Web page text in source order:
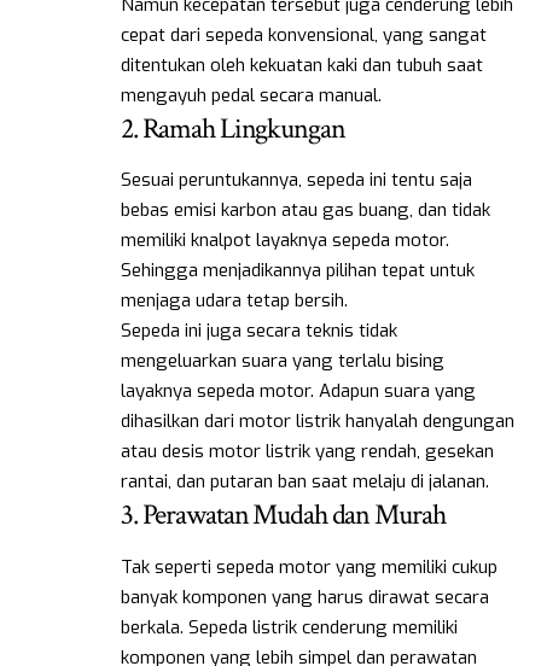
cepat dari sepeda konvensional, yang sangat
ditentukan oleh kekuatan kaki dan tubuh saat
mengayuh pedal secara manual.
2. Ramah Lingkungan
Sesuai peruntukannya, sepeda ini tentu saja
bebas emisi karbon atau gas buang, dan tidak
memiliki knalpot layaknya sepeda motor.
Sehingga menjadikannya pilihan tepat untuk
menjaga udara tetap bersih.
Sepeda ini juga secara teknis tidak
mengeluarkan suara yang terlalu bising
layaknya sepeda motor. Adapun suara yang
dihasilkan dari motor listrik hanyalah dengungan
atau desis motor listrik yang rendah, gesekan
rantai, dan putaran ban saat melaju di jalanan.
3. Perawatan Mudah dan Murah
Tak seperti sepeda motor yang memiliki cukup
banyak komponen yang harus dirawat secara
berkala. Sepeda listrik cenderung memiliki
komponen yang lebih simpel dan perawatan